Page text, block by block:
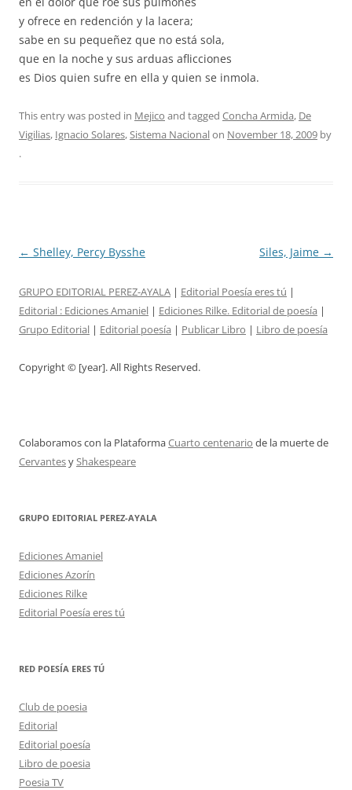
y ofrece en redención y la lacera;
sabe en su pequeñez que no está sola,
que en la noche y sus arduas aflicciones
es Dios quien sufre en ella y quien se inmola.
This entry was posted in Mejico and tagged Concha Armida, De
Vigilias, Ignacio Solares,Sistema Nacionalon November 18, 2009 by
.
Post
← Shelley, Percy Bysshe Siles, Jaime →
GRUPO EDITORIAL PEREZ-AYALA | Editorial Poesía eres tú |
Editorial : Ediciones Amaniel | Ediciones Rilke. Editorial de poesía |
Grupo Editorial | Editorial poesía | Publicar Libro | Libro de poesía
Copyright © [year]. All Rights Reserved.
Colaboramos con la PlataformaCuarto centenario de la muerte de
CervantesyShakespeare
GRUPO EDITORIAL PEREZ-AYALA
Ediciones Amaniel
Ediciones Azorín
Ediciones Rilke
Editorial Poesía eres tú
RED POESÍA ERES TÚ
Club de poesia
Editorial
Editorial poesía
Libro de poesia
Poesia TV